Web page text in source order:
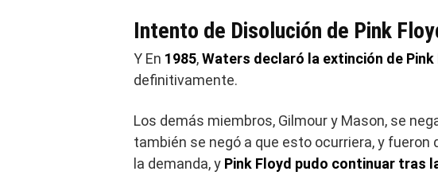
Intento de Disolución de Pink
Y En 1985,Waters declaró la extinción de Pink
definitivamente.
Los demás miembros, Gilmour y Mason, se
también se negó a que esto ocurriera, y
la demanda, y Pink Floyd pudo continuar tras